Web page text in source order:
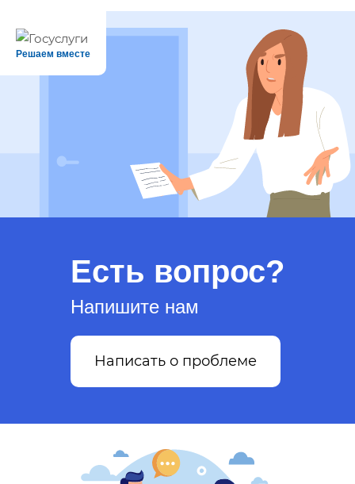
Есть вопрос?
Напишите нам
Написать о проблеме
Решаем вместе